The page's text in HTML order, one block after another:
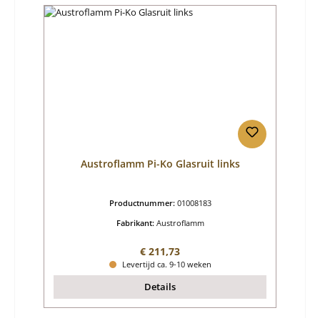
Austroflamm Pi-Ko Glasruit links
Productnummer: 01008183
Fabrikant: Austroflamm
Normale prijs:
€ 211,73
Levertijd ca. 9-10 weken
Details